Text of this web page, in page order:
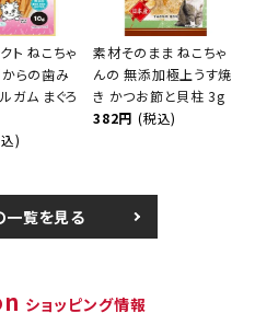
ト ねこちゃ
らの歯み
ガム まぐろ
)
素材そのまま ねこちゃ
んの 無添加極上うす焼
き かつお節と貝柱 3g
382円 (税込)
一覧を見る
ショッピング情報